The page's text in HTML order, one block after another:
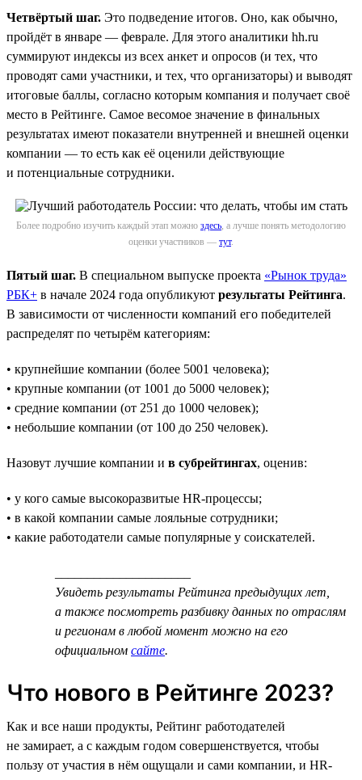
Четвёртый шаг. Это подведение итогов. Оно, как обычно,
пройдёт в январе — феврале. Для этого аналитики hh.ru
суммируют индексы из всех анкет и опросов (и тех, что
проводят сами участники, и тех, что организаторы) и выводят
итоговые баллы, согласно которым компания и получает своё
место в Рейтинге. Самое весомое значение в финальных
результатах имеют показатели внутренней и внешней оценки
компании — то есть как её оценили действующие
и потенциальные сотрудники.
Более подробно изучить каждый этап можно здесь, а лучше понять методологию
оценки участников — тут.
Пятый шаг. В специальном выпуске проекта «Рынок труда»
РБК+ в начале 2024 года опубликуют результаты Рейтинга.
В зависимости от численности компаний его победителей
распределят по четырём категориям:
• крупнейшие компании (более 5001 человека);
• крупные компании (от 1001 до 5000 человек);
• средние компании (от 251 до 1000 человек);
• небольшие компании (от 100 до 250 человек).
Назовут лучшие компании и в субрейтингах, оценив:
• у кого самые высокоразвитые HR-процессы;
• в какой компании самые лояльные сотрудники;
• какие работодатели самые популярные у соискателей.
Увидеть результаты Рейтинга предыдущих лет,
а также посмотреть разбивку данных по отраслям
и регионам в любой момент можно на его
официальном сайте.
Что нового в Рейтинге 2023?
Как и все наши продукты, Рейтинг работодателей
не замирает, а с каждым годом совершенствуется, чтобы
пользу от участия в нём ощущали и сами компании, и HR-